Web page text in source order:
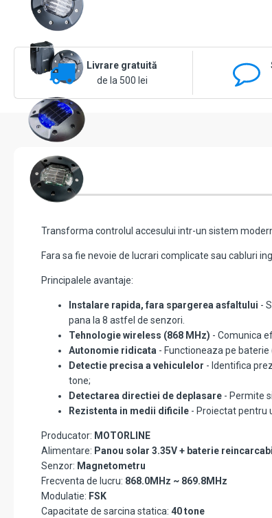
Livrare gratuită
de la 500 lei
Transforma controlul accesului intr-un sistem
Fara sa fie nevoie de lucrari complicate sau cabluri
Principalele avantaje:
Instalare rapida, fara spargerea asfaltului -
pana la 8 astfel de senzori.
Tehnologie wireless (868 MHz) - Comunica
Autonomie ridicata - Functioneaza pe
Detectie precisa a vehiculelor - Identifica
tone;
Detectarea directiei de deplasare - Permite
Rezistenta in medii dificile - Proiectat pentru
Producator: MOTORLINE
Alimentare: Panou solar 3.35V + baterie
Senzor: Magnetometru
Frecventa de lucru: 868.0MHz ~ 869.8MHz
Modulatie: FSK
Capacitate de sarcina statica: 40 tone